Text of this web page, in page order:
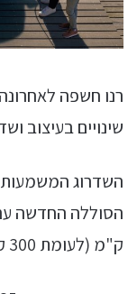
רנו חשפה
שינויים בעיצוב
השדרוג
ק"מ (לעומת 300 ק"מ היום לפי תקן WLTP).